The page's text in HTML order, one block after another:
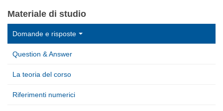
Materiale di studio
Domande e risposte
Question & Answer
La teoria del corso
Riferimenti numerici